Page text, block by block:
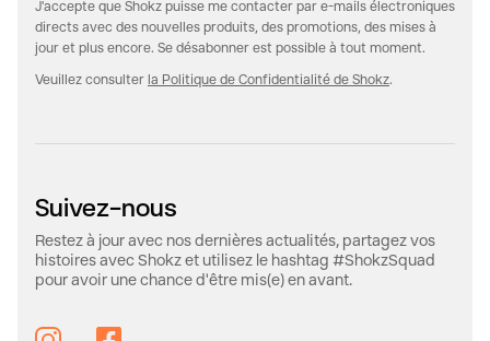
J'accepte que Shokz puisse me contacter par e-mails électroniques
directs avec des nouvelles produits, des promotions, des mises à
jour et plus encore. Se désabonner est possible à tout moment.
Veuillez consulter la Politique de Confidentialité de Shokz.
Suivez-nous
Restez à jour avec nos dernières actualités, partagez vos
histoires avec Shokz et utilisez le hashtag #ShokzSquad
pour avoir une chance d'être mis(e) en avant.